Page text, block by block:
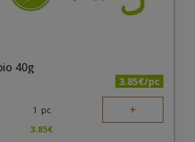
40g
3.85€/pc
1 pc +
3.85€